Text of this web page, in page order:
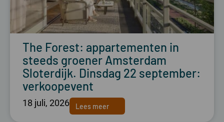
The Forest: appartementen in
steeds groener Amsterdam
Sloterdijk. Dinsdag 22 september:
verkoopevent
18 juli, 2026 Lees meer